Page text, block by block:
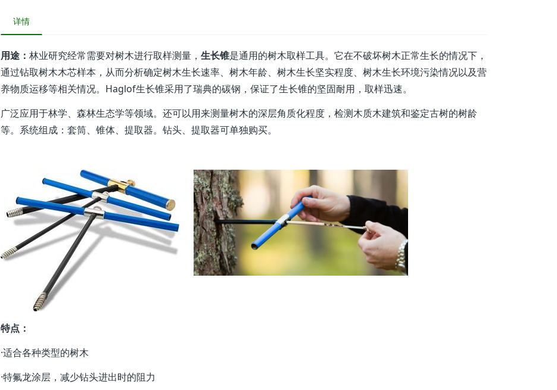
详情
用途： 林业研究经常需要对树木进行取样测量， 生长锥是通用的树木取样工具。它在不破坏树木正常生长的情况下，
通过钻取树木木芯样本，从而分析确定树木生长速率、树木年龄、树木生长坚实程度、树木生长环境污染情况以及营
养物质运移等相关情况。Haglof生长锥采用了瑞典的碳钢，保证了生长锥的坚固耐用，取样迅速。
广泛应用于林学、森林生态学等领域。还可以用来测量树木的深层角质化程度，检测木质木建筑和鉴定古树的树龄
等。系统组成：套筒、锥体、提取器。钻头、提取器可单独购买。
特点：
·适合各种类型的树木
·特氟龙涂层，减少钻头进出时的阻力